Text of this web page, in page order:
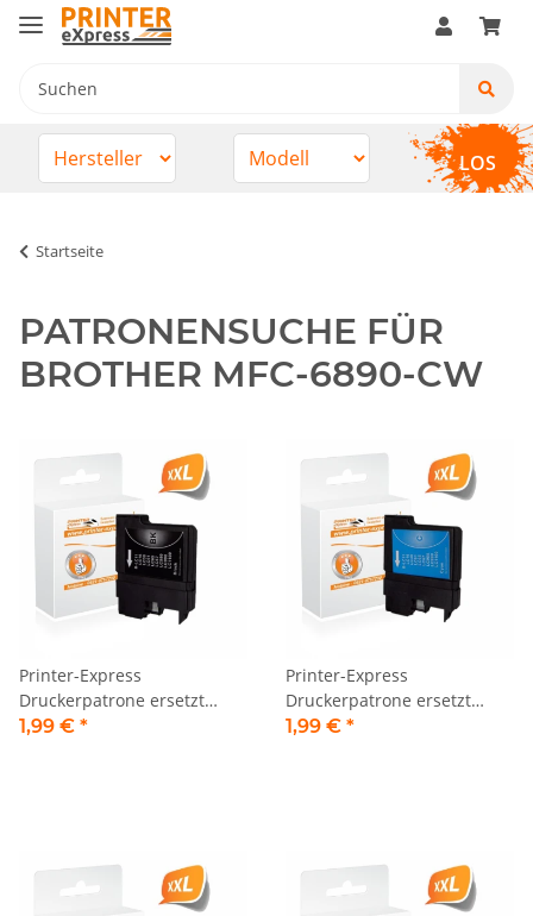
LOS
Startseite
PATRONENSUCHE FÜR
BROTHER MFC-6890-CW
Printer-Express
Druckerpatrone ersetzt
Brother LC-980BK, LC-
1,99 € *
Printer-Express
Druckerpatrone ersetzt
Brother LC-980C, LC-1100C
1,99 € *